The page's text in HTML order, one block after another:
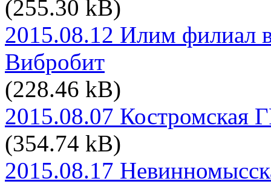
(255.30 kB)
2015.08.12 Илим филиал
Вибробит
(228.46 kB)
2015.08.07
(354.74 kB)
2015.08.17